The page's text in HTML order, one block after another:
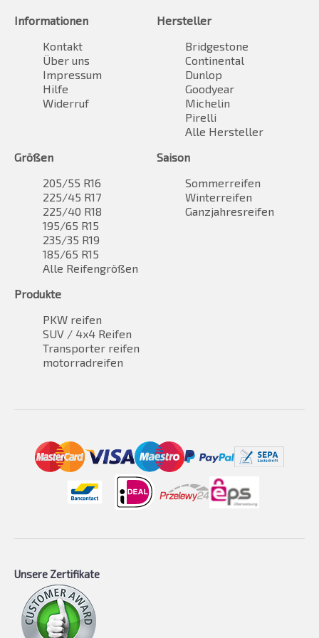
Informationen
Kontakt
Über uns
Impressum
Hilfe
Widerruf
Hersteller
Bridgestone
Continental
Dunlop
Goodyear
Michelin
Pirelli
Alle Hersteller
Größen
205/55 R16
225/45 R17
225/40 R18
195/65 R15
235/35 R19
185/65 R15
Alle Reifengrößen
Saison
Sommerreifen
Winterreifen
Ganzjahresreifen
Produkte
PKW reifen
SUV / 4x4 Reifen
Transporter reifen
motorradreifen
Unsere Zertifikate